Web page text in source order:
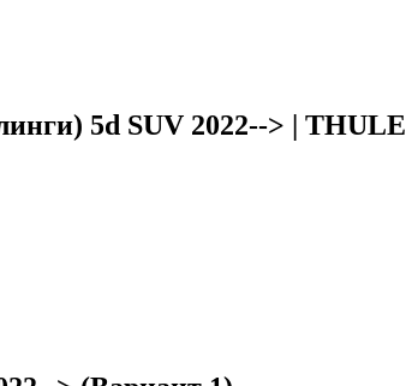
5d SUV 2022--> | THULE